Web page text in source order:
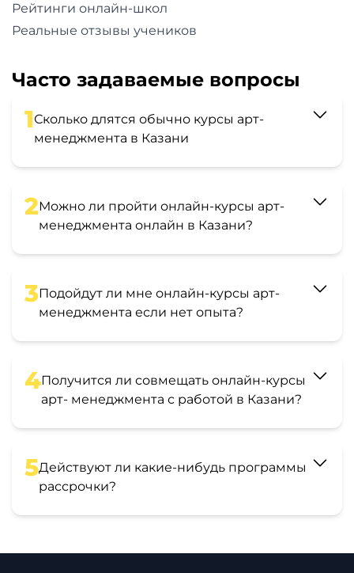
Рейтинги онлайн-школ
Реальные отзывы учеников
Часто задаваемые вопросы
1Сколько длятся обычно курсы арт-
менеджмента в Казани
2Можно ли пройти онлайн-курсы арт-
менеджмента онлайн в Казани?
3Подойдут ли мне онлайн-курсы арт-
менеджмента если нет опыта?
4Получится ли совмещать онлайн-курсы
арт- менеджмента с работой в Казани?
5Действуют ли какие-нибудь программы
рассрочки?